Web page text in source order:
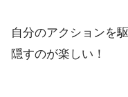
自分のアクションを
隠すのが楽しい！